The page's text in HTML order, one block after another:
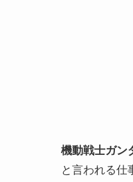
機動戦士ガン
と言われる仕